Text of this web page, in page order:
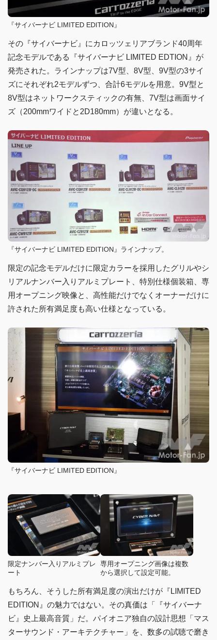
『サイバーナビ LIMITED EDITION』
その『サイバーナビ』にカロッツェリアブランド40周年
記念モデルである『サイバーナビ LIMITED EDTION』が
発売された。ラインナップは7V型、8V型、9V型の3サイ
ズにそれぞれ2モデルずつ、合計6モデルを用意。9V型と
8V型はネットワークスティックの有無、7V型は画面サイ
ズ（200mmワイドと2D180mm）が違いとなる。
『サイバーナビ LIMITED EDITION』ラインナップ。
限定の記念モデルだけに限定カラーを採用したグリルやシ
リアルナンバー入りアルミプレート、特別仕様個装箱、専
用オープニング映像と、高性能だけでなくオーナーだけに
許された所有満足度も高い仕様となっている。
『サイバーナビ LIMITED EDITION』
限定ナンバー入りアルミプレ
ート
専用オープニング画像は複数
から選択して設定可能。
もちろん、そうした所有満足度の演出だけが『LIMITED
EDITION』の魅力ではない。その真価は「『サイバーナ
ビ』史上最高音質」だ。パイオニア独自の設計思想「マス
ターサウンド・アーキテクチャー」を、数多の試聴で磨き